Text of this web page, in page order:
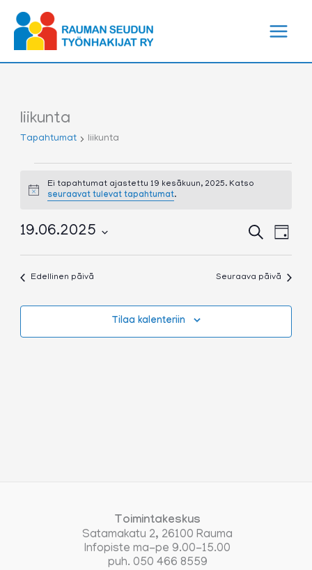
sisältöön
liikunta
Tapahtumat liikunta
for
19
2025
Notice
Ei tapahtumat ajastettu 19 kesäkuun, 2025. Katso
seuraavat tulevat tapahtumat.
Tapahtumat
Etsi
aja
Näkymät
navigointi
Etsi
Päivä
19.06.2025
Edellinen päivä Seuraava päivä
Tilaa kalenteriin
Toimintakeskus
Satamakatu 2, 26100 Rauma
Infopiste ma-pe 9.00-15.00
puh. 050 466 8559